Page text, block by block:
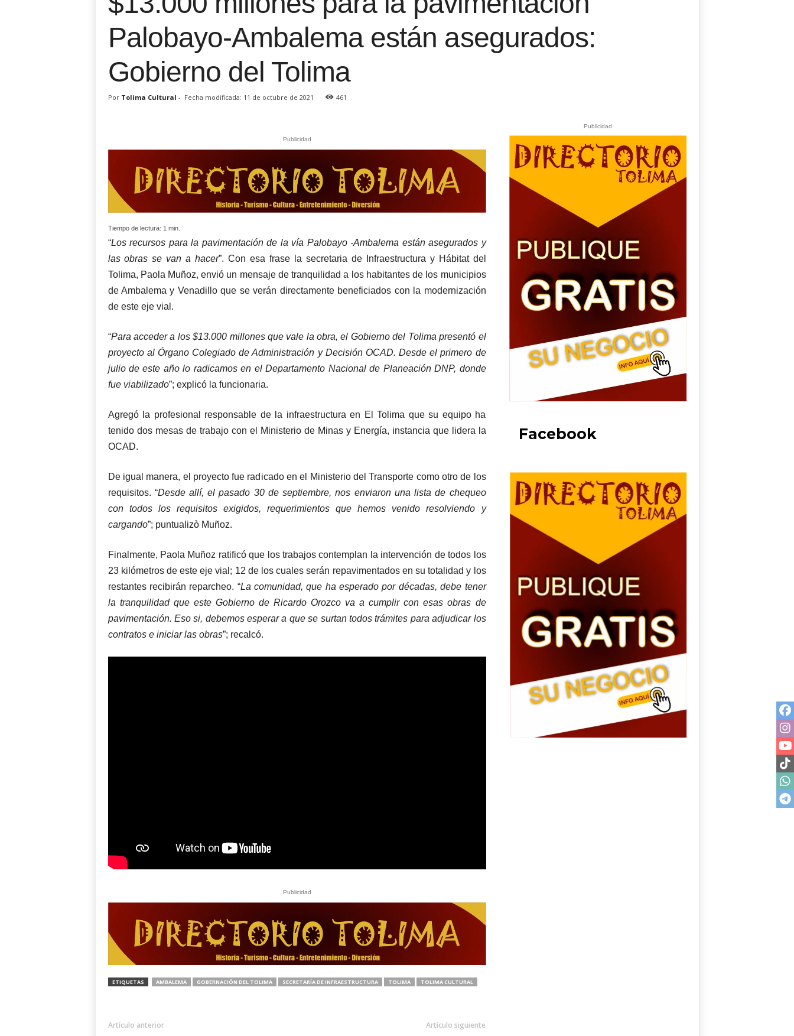
Palobayo-Ambalema están asegurados:
Gobierno del Tolima
Por Tolima Cultural - Fecha modificada: 11 de octubre de 2021 461
Publicidad
Tiempo de lectura: 1 min.
“Los recursos para la pavimentación de la vía Palobayo -Ambalema están asegurados y
las obras se van a hacer”. Con esa frase la secretaria de Infraestructura y Hábitat del
Tolima, Paola Muñoz, envió un mensaje de tranquilidad a los habitantes de los municipios
de Ambalema y Venadillo que se verán directamente beneficiados con la modernización
de este eje vial.
“Para acceder a los $13.000 millones que vale la obra, el Gobierno del Tolima presentó el
proyecto al Órgano Colegiado de Administración y Decisión OCAD. Desde el primero de
julio de este año lo radicamos en el Departamento Nacional de Planeación DNP, donde
fue viabilizado”; explicó la funcionaria.
Agregó la profesional responsable de la infraestructura en El Tolima que su equipo ha
tenido dos mesas de trabajo con el Ministerio de Minas y Energía, instancia que lidera la
OCAD.
De igual manera, el proyecto fue radicado en el Ministerio del Transporte como otro de los
requisitos. “Desde allí, el pasado 30 de septiembre, nos enviaron una lista de chequeo
con todos los requisitos exigidos, requerimientos que hemos venido resolviendo y
cargando”; puntualizò Muñoz.
Finalmente, Paola Muñoz ratificó que los trabajos contemplan la intervención de todos los
23 kilómetros de este eje vial; 12 de los cuales serán repavimentados en su totalidad y los
restantes recibirán reparcheo. “La comunidad, que ha esperado por décadas, debe tener
la tranquilidad que este Gobierno de Ricardo Orozco va a cumplir con esas obras de
pavimentación. Eso si, debemos esperar a que se surtan todos trámites para adjudicar los
contratos e iniciar las obras”; recalcó.
Publicidad
ETIQUETAS AMBALEMA GOBERNACIÓN DEL TOLIMA SECRETARÍA DE INFRAESTRUCTURA TOLIMA TOLIMA CULTURAL
Artículo anterior Artículo siguiente
Publicidad
Facebook